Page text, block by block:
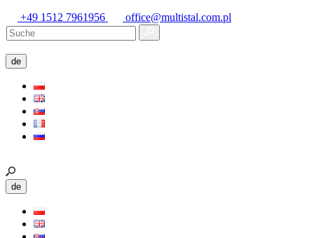
+49 1512 7961956 office@multistal.com.pl
de
de